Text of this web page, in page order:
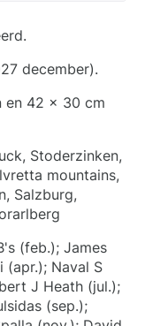
december).
en 42 x 30 cm
Stoderzinken,
mountains,
Salzburg,
(feb.); James
Naval S
J Heath (jul.);
(sep.);